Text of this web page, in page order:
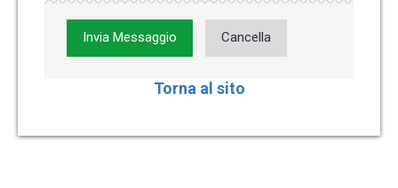
Invia Messaggio Cancella
Torna al sito